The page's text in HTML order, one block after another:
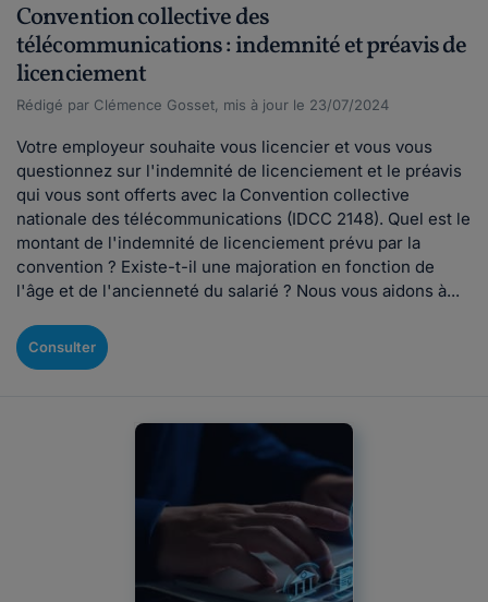
Convention collective des
télécommunications : indemnité et préavis de
licenciement
Rédigé par Clémence Gosset, mis à jour le 23/07/2024
Votre employeur souhaite vous licencier et vous vous
questionnez sur l'indemnité de licenciement et le préavis
qui vous sont offerts avec la Convention collective
nationale des télécommunications (IDCC 2148). Quel est le
montant de l'indemnité de licenciement prévu par la
convention ? Existe-t-il une majoration en fonction de
l'âge et de l'ancienneté du salarié ? Nous vous aidons à...
Consulter